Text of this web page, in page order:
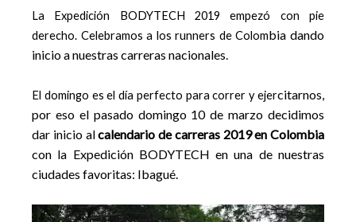
La Expedición BODYTECH 2019 empezó con pie
derecho. Celebramos a los runners de Colombia dando
inicio a nuestras carreras nacionales.
El domingo es el día perfecto para correr y ejercitarnos,
por eso el pasado domingo 10 de marzo decidimos
dar inicio alcalendario de carreras 2019 en Colombia
con la Expedición BODYTECH en una de nuestras
ciudades favoritas: Ibagué.